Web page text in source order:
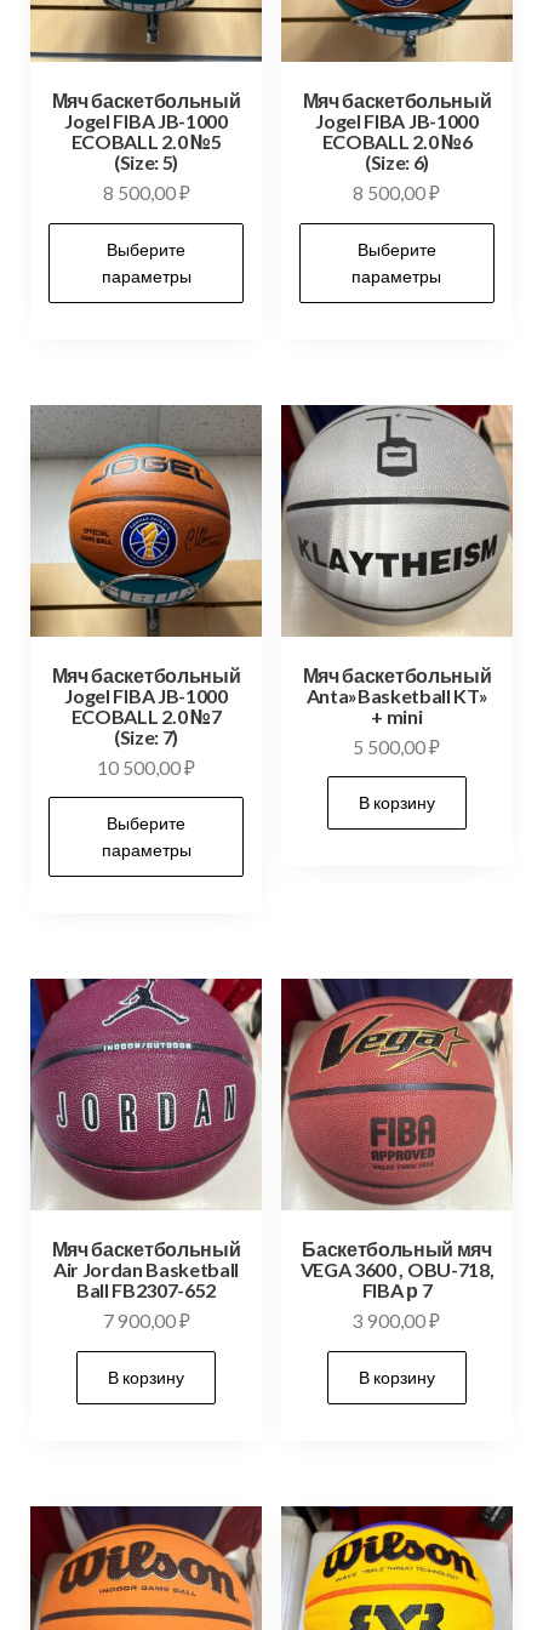
Мяч баскетбольный
Jogel FIBA JB-1000
ECOBALL 2.0 №5
(Size: 5)
8 500,00₽
Выберите
параметры
Мяч баскетбольный
Jogel FIBA JB-1000
ECOBALL 2.0 №6
(Size: 6)
8 500,00₽
Выберите
параметры
Мяч баскетбольный
Jogel FIBA JB-1000
ECOBALL 2.0 №7
(Size: 7)
10 500,00₽
Выберите
параметры
Мяч баскетбольный
Anta»Basketball KT»
+ mini
5 500,00₽
В корзину
Мяч баскетбольный
Air Jordan Basketball
Ball FB2307-652
7 900,00₽
В корзину
Баскетбольный мяч
VEGA 3600 , OBU-718,
FIBA р 7
3 900,00₽
В корзину